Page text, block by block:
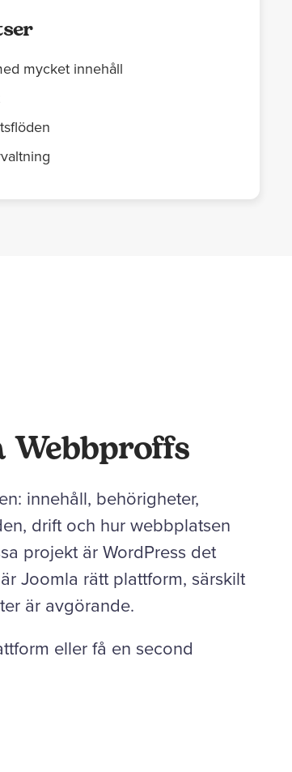
mycket innehåll
innehåll, behörigheter,
drift och hur webbplatsen
projekt är WordPress det
Joomla rätt plattform, särskilt
är avgörande.
eller få en second